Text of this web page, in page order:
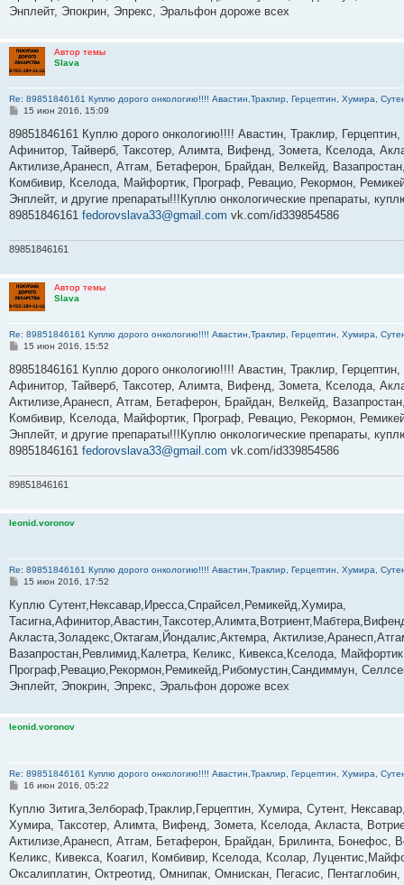
Энплейт, Эпокрин, Эпрекс, Эральфон дороже всех
Автор темы
Slava
Re: 89851846161 Куплю дорого онкологию!!!! Авастин,Траклир, Герцептин, Хумира,
С
о
щ
е
и
е
15 июн 2016, 15:09
89851846161 Куплю дорого онкологию!!!! Авастин, Траклир,
Афинитор, Тайверб, Таксотер, Алимта, Вифенд, Зомета, Кселода,
Актилизе,Аранесп, Атгам, Бетаферон, Брайдан, Велкейд,
Комбивир, Кселода, Майфортик, Програф, Ревацио, Рекормон,
Энплейт, и другие препараты!!!Куплю онкологические препараты,
89851846161 fedorovslava33@gmail.com vk.com/id339854586
89851846161
Автор темы
Slava
Re: 89851846161 Куплю дорого онкологию!!!! Авастин,Траклир, Герцептин, Хумира,
С
о
щ
е
и
е
15 июн 2016, 15:52
89851846161 Куплю дорого онкологию!!!! Авастин, Траклир,
Афинитор, Тайверб, Таксотер, Алимта, Вифенд, Зомета, Кселода,
Актилизе,Аранесп, Атгам, Бетаферон, Брайдан, Велкейд,
Комбивир, Кселода, Майфортик, Програф, Ревацио, Рекормон,
Энплейт, и другие препараты!!!Куплю онкологические препараты,
89851846161 fedorovslava33@gmail.com vk.com/id339854586
89851846161
leonid.voronov
Re: 89851846161 Куплю дорого онкологию!!!! Авастин,Траклир, Герцептин, Хумира,
С
о
б
щ
е
и
е
15 июн 2016, 17:52
Куплю Сутент,Нексавар,Иресса,Спрайсел,Ремикейд,Хумира,
Акласта,Золадекс,Октагам,Йондалис,Актемра,
Вазапростан,Ревлимид,Калетра, Келикс, Кивекса,Кселода,
Програф,Ревацио,Рекормон,Ремикейд,Рибомустин,Сандиммун,
Энплейт, Эпокрин, Эпрекс, Эральфон дороже всех
leonid.voronov
Re: 89851846161 Куплю дорого онкологию!!!! Авастин,Траклир, Герцептин, Хумира,
С
о
б
щ
е
и
е
16 июн 2016, 05:22
Куплю Зитига,Зелбораф,Траклир,Герцептин, Хумира, Сутент,
Хумира, Таксотер, Алимта, Вифенд, Зомета, Кселода, Акласта,
Актилизе,Аранесп, Атгам, Бетаферон, Брайдан, Брилинта, Бонефос,
Келикс, Кивекса, Коагил, Комбивир, Кселода, Ксолар,
Оксалиплатин, Октреотид, Омнипак, Омнискан, Пегасис,